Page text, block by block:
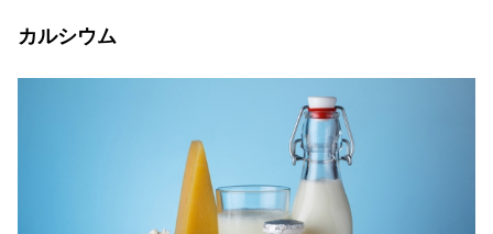
カルシウム